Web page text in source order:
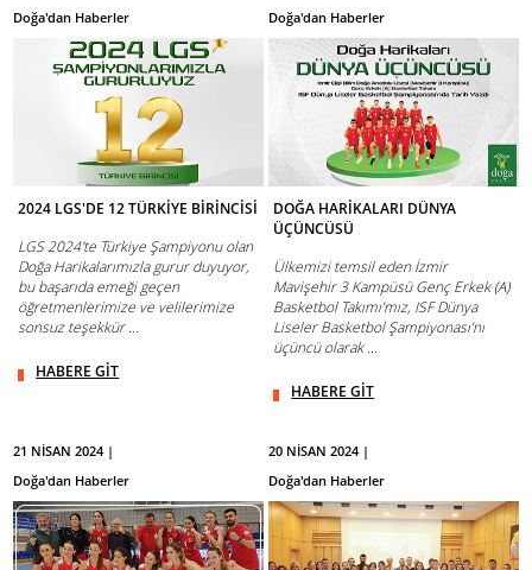
Doğa'dan Haberler
2024 LGS'DE 12 TÜRKİYE BİRİNCİSİ
LGS 2024'te Türkiye Şampiyonu olan
Doğa Harikalarımızla gurur duyuyor,
bu başarıda emeği geçen
öğretmenlerimize ve velilerimize
sonsuz teşekkür ...
HABERE GİT
Doğa'dan Haberler
DOĞA HARİKALARI DÜNYA
ÜÇÜNCÜSÜ
Ülkemizi temsil eden İzmir
Mavişehir 3 Kampüsü Genç Erkek (A)
Basketbol Takımı’mız, ISF Dünya
Liseler Basketbol Şampiyonası’nı
üçüncü olarak ...
HABERE GİT
21 NİSAN 2024 |
Doğa'dan Haberler
20 NİSAN 2024 |
Doğa'dan Haberler